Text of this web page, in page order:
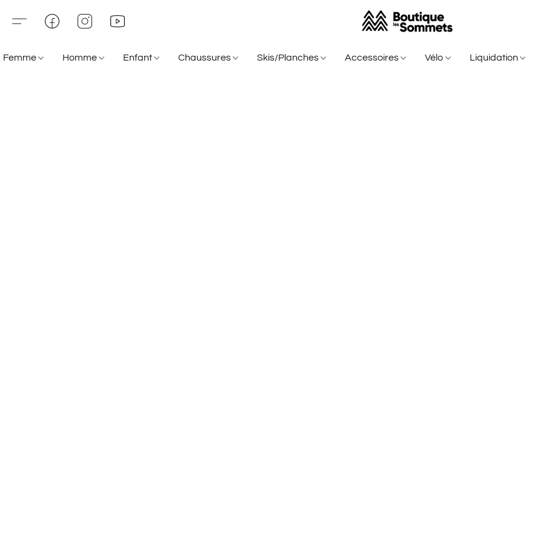
Femme Homme Enfant Chaussures Skis/Planches Accessoires Vélo Liquidation